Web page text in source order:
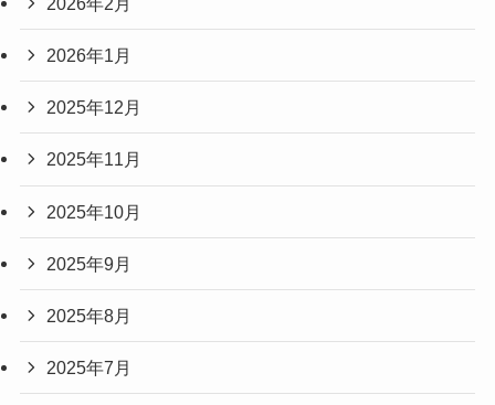
2026年1月
2025年12月
2025年11月
2025年10月
2025年9月
2025年8月
2025年7月